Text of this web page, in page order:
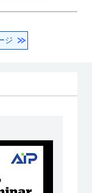
ジ